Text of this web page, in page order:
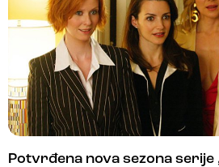
Potvrđena nova sezona serije